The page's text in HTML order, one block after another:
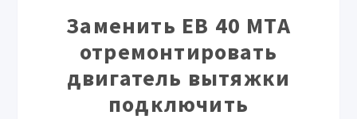
Заменить EB 40 MTA
отремонтировать
двигатель вытяжки
подключить